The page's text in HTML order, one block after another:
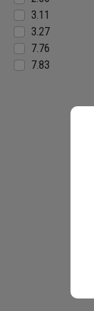
3.11
3.27
7.76
7.83